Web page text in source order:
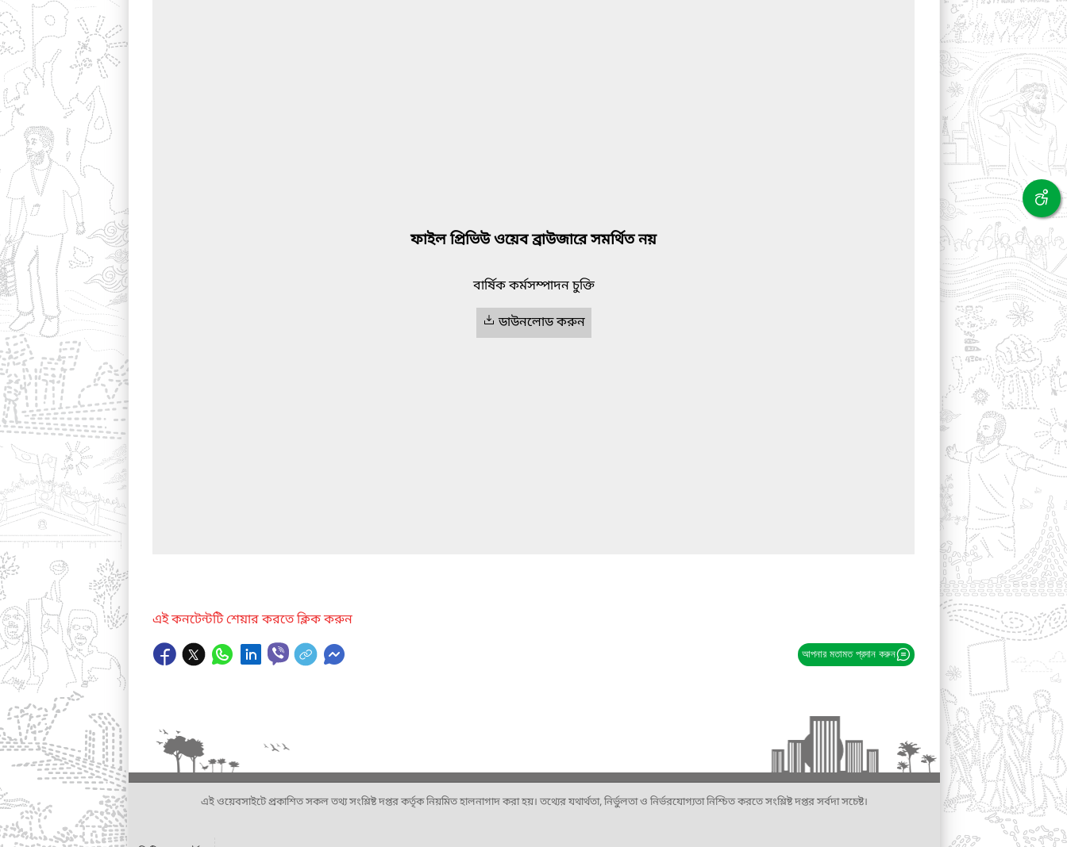
ফাইল প্রিভিউ ওয়েব ব্রাউজারে সমর্থিত নয়
বার্ষিক কর্মসম্পাদন চুক্তি
ডাউনলোড করুন
এই কনটেন্টটি শেয়ার করতে ক্লিক করুন
আপনার মতামত প্রদান করুন
এই ওয়েবসাইটে প্রকাশিত সকল তথ্য সংশ্লিষ্ট দপ্তর কর্তৃক নিয়মিত হালনাগাদ করা হয়। তথ্যের যথার্থতা, নির্ভুলতা ও নির্ভরযোগ্যতা নিশ্চিত করতে সংশ্লিষ্ট দপ্তর সর্বদা সচেষ্ট।